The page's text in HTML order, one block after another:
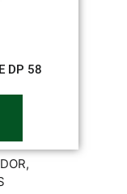
DP 58
,